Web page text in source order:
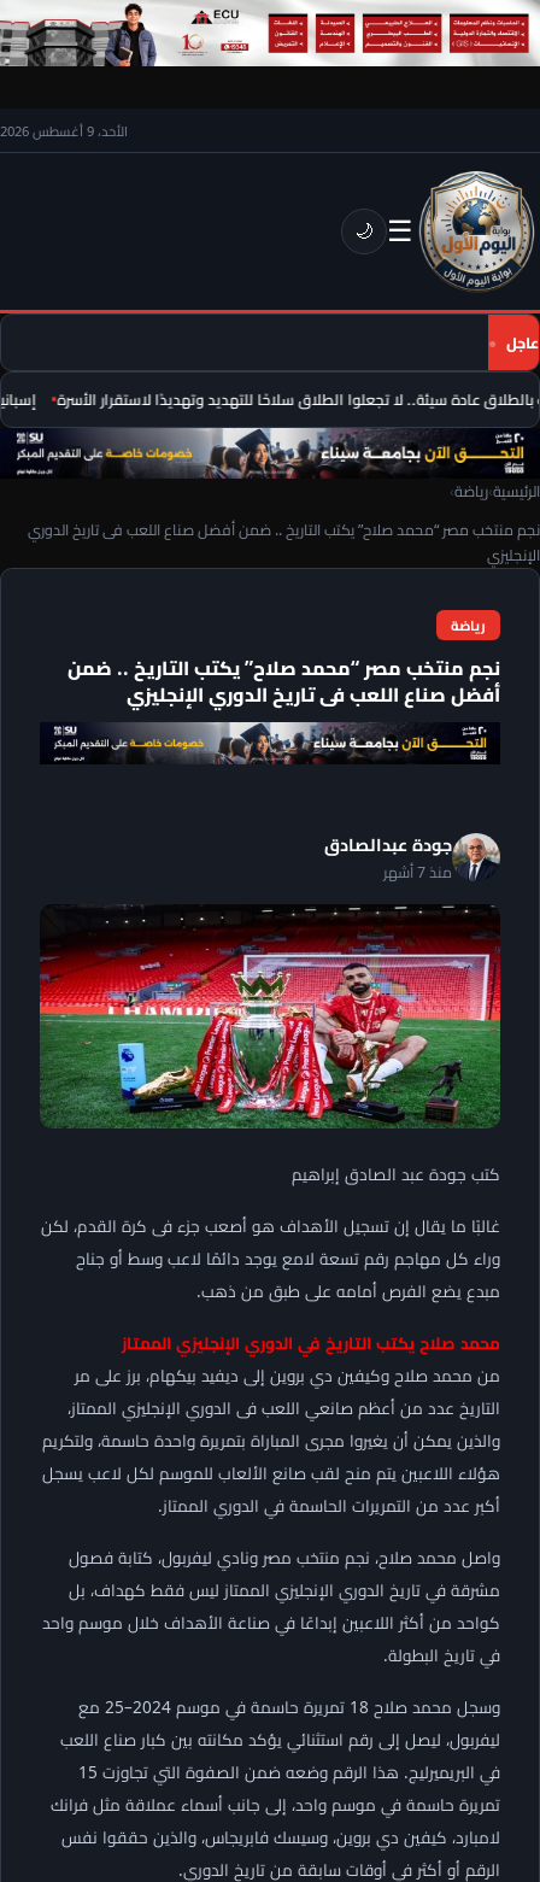
الأحد، 9 أغسطس 2026
☰
🌙
عاجل
عادة سيئة.. لا تجعلوا الطلاق سلاحًا للتهديد وتهديدًا لاستقرار الأسرة
الرئيسية›رياضة›
نجم منتخب مصر “محمد صلاح” يكتب التاريخ .. ضمن أفضل صناع اللعب فى تاريخ الدوري
الإنجليزي
رياضة
نجم منتخب مصر “محمد صلاح” يكتب التاريخ .. ضمن
أفضل صناع اللعب فى تاريخ الدوري الإنجليزي
جودة عبدالصادق
منذ 7 أشهر
كتب جودة عبد الصادق إبراهيم
غالبًا ما يقال إن تسجيل الأهداف هو أصعب جزء فى كرة القدم، لكن
وراء كل مهاجم رقم تسعة لامع يوجد دائمًا لاعب وسط أو جناح
مبدع يضع الفرص أمامه على طبق من ذهب.
محمد صلاح يكتب التاريخ في الدوري الإنجليزي الممتاز
من محمد صلاح وكيفين دي بروين إلى ديفيد بيكهام، برز على مر
التاريخ عدد من أعظم صانعي اللعب فى الدوري الإنجليزي الممتاز،
والذين يمكن أن يغيروا مجرى المباراة بتمريرة واحدة حاسمة، ولتكريم
هؤلاء اللاعبين يتم منح لقب صانع الألعاب للموسم لكل لاعب يسجل
أكبر عدد من التمريرات الحاسمة في الدوري الممتاز.
واصل محمد صلاح، نجم منتخب مصر ونادي ليفربول، كتابة فصول
مشرقة في تاريخ الدوري الإنجليزي الممتاز ليس فقط كهداف، بل
كواحد من أكثر اللاعبين إبداعًا في صناعة الأهداف خلال موسم واحد
في تاريخ البطولة.
وسجل محمد صلاح 18 تمريرة حاسمة في موسم 2024–25 مع
ليفربول، ليصل إلى رقم استثنائي يؤكد مكانته بين كبار صناع اللعب
في البريميرليج. هذا الرقم وضعه ضمن الصفوة التي تجاوزت 15
تمريرة حاسمة في موسم واحد، إلى جانب أسماء عملاقة مثل فرانك
لامبارد، كيفين دي بروين، وسيسك فابريجاس، والذين حققوا نفس
الرقم أو أكثر في أوقات سابقة من تاريخ الدوري.